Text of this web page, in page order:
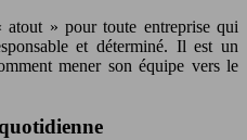
» pour toute entreprise qui
et déterminé. Il est un
mener son équipe vers le